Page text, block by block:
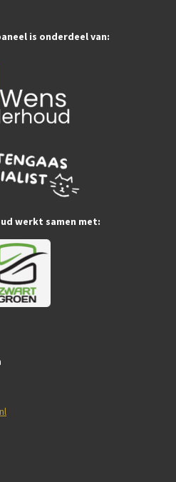
is onderdeel van:
werkt samen met: